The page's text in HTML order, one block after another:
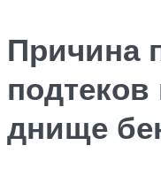
Причина
днище